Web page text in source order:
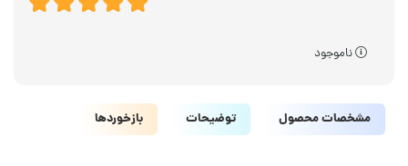
ناموجود
مشخصات محصول توضیحات بازخوردها